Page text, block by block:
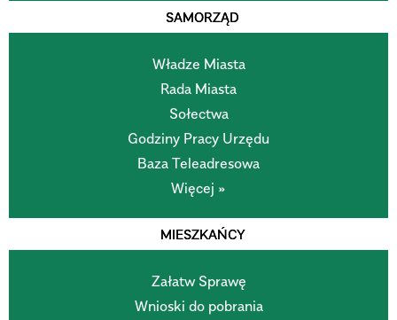
SAMORZĄD
Władze Miasta
Rada Miasta
Sołectwa
Godziny Pracy Urzędu
Baza Teleadresowa
Więcej »
MIESZKAŃCY
Załatw Sprawę
Wnioski do pobrania